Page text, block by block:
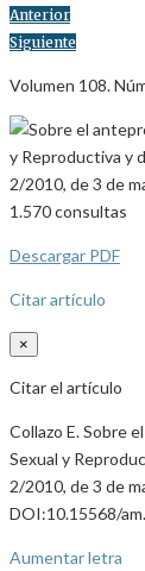
Anterior
Siguiente
Volumen 108.
1.570consultas
Descargar PDF
Citar artículo
×
Citar el artículo
Collazo E. Sobre
Sexual y
2/2010, de 3 de
DOI:10.15568/
Aumentar letra